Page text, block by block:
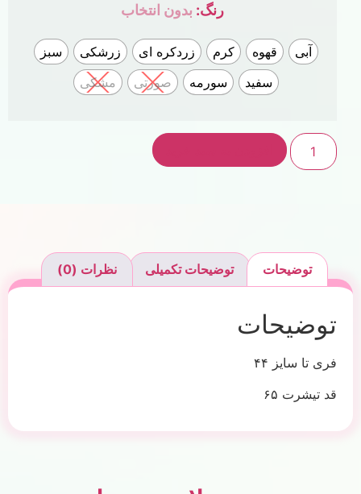
رنگ: بدون انتخاب
آبی قهوه کرم زردکره ای زرشکی
سبز
سفید
سورمه صورتی مشکی
توضیحات توضیحات تکمیلی نظرات (0)
توضیحات
فری تا سایز ۴۴
قد تیشرت ۶۵